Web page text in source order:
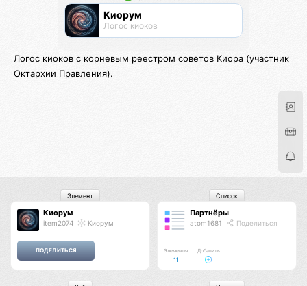
Киорум
Логос киоков
Логос киоков с корневым реестром советов Киора (участник
Октархии Правления).
Киорум
item2074 Киорум
Элемент
Партнёры
atom1681 Поделиться
Элементы
11
Добавить
Список